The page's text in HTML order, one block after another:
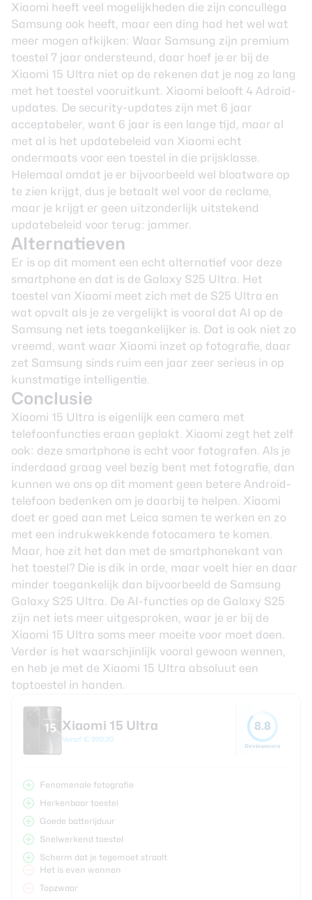
Xiaomi heeft veel mogelijkheden die zijn concullega
Samsung ook heeft, maar een ding had het wel wat
meer mogen afkijken: Waar Samsung zijn premium
toestel 7 jaar ondersteund, daar hoef je er bij de
Xiaomi 15 Ultra niet op de rekenen dat je nog zo lang
met het toestel vooruitkunt. Xiaomi belooft 4 Adroid-
updates. De security-updates zijn met 6 jaar
acceptabeler, want 6 jaar is een lange tijd, maar al
met al is het updatebeleid van Xiaomi echt
ondermaats voor een toestel in die prijsklasse.
Helemaal omdat je er bijvoorbeeld wel bloatware op
te zien krijgt, dus je betaalt wel voor de reclame,
maar je krijgt er geen uitzonderlijk uitstekend
updatebeleid voor terug: jammer.
Alternatieven
Er is op dit moment een echt alternatief voor deze
smartphone en dat is de Galaxy S25 Ultra. Het
toestel van Xiaomi meet zich met de S25 Ultra en
wat opvalt als je ze vergelijkt is vooral dat AI op de
Samsung net iets toegankelijker is. Dat is ook niet zo
vreemd, want waar Xiaomi inzet op fotografie, daar
zet Samsung sinds ruim een jaar zeer serieus in op
kunstmatige intelligentie.
Conclusie
Xiaomi 15 Ultra is eigenlijk een camera met
telefoonfuncties eraan geplakt. Xiaomi zegt het zelf
ook: deze smartphone is echt voor fotografen. Als je
inderdaad graag veel bezig bent met fotografie, dan
kunnen we ons op dit moment geen betere Android-
telefoon bedenken om je daarbij te helpen. Xiaomi
doet er goed aan met Leica samen te werken en zo
met een indrukwekkende fotocamera te komen.
Maar, hoe zit het dan met de smartphonekant van
het toestel? Die is dik in orde, maar voelt hier en daar
minder toegankelijk dan bijvoorbeeld de Samsung
Galaxy S25 Ultra. De AI-functies op de Galaxy S25
zijn net iets meer uitgesproken, waar je er bij de
Xiaomi 15 Ultra soms meer moeite voor moet doen.
Verder is het waarschjinlijk vooral gewoon wennen,
en heb je met de Xiaomi 15 Ultra absoluut een
toptoestel in handen.
Xiaomi 15 Ultra
Vanaf € 999,90
8.8
Reviewscore
Fenomenale fotografie
Herkenbaar toestel
Goede batterijduur
Snelwerkend toestel
Scherm dat je tegemoet straalt
Het is even wennen
Topzwaar